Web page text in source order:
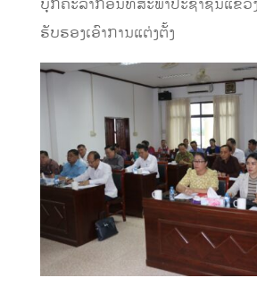
ບຸກຄະລາກອນທີ່ສະພາປະຊາຊົນແຂວ
ຮັບຮອງເອົາການແຕ່ງຕັ້ງ